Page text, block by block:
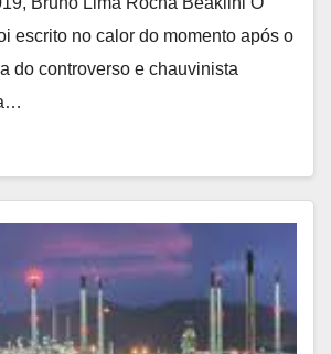
escrito no calor do momento após o
do controverso e chauvinista